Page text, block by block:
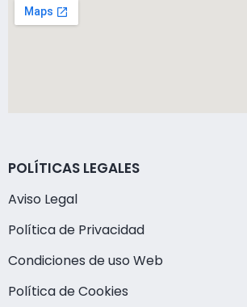
POLÍTICAS LEGALES
Aviso Legal
Política de Privacidad
Condiciones de uso Web
Política de Cookies